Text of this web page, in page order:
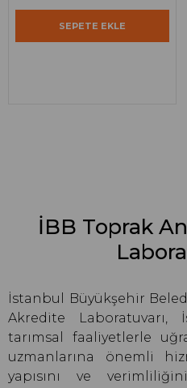
SEPETE EKLE
İBB Toprak
İstanbul Büyükşehir
Akredite Laboratuvarı,
tarımsal faaliyetlerle
uzmanlarına önemli
yapısını ve